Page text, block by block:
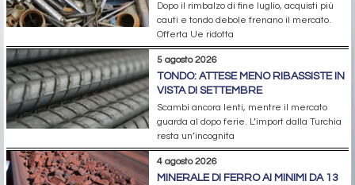
Dopo il rimbalzo di fine luglio, acquisti più
cauti e tondo debole frenano il mercato.
Offerta Ue ridotta
5 agosto 2026
TONDO: ATTESE MENO RIBASSISTE IN
VISTA DI SETTEMBRE
Scambi ancora lenti, mentre il mercato
guarda al dopo ferie. L’import dalla Turchia
resta un’incognita
4 agosto 2026
MINERALE DI FERRO AI MINIMI DA 13